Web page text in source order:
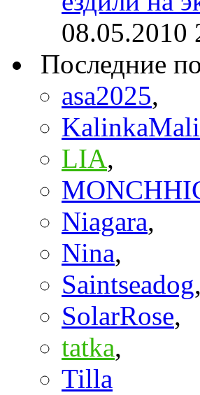
08.05.2010
Последние
asa2025,
LIA,
Niagara,
Nina,
Saintseadog,
SolarRose,
tatka,
Tilla